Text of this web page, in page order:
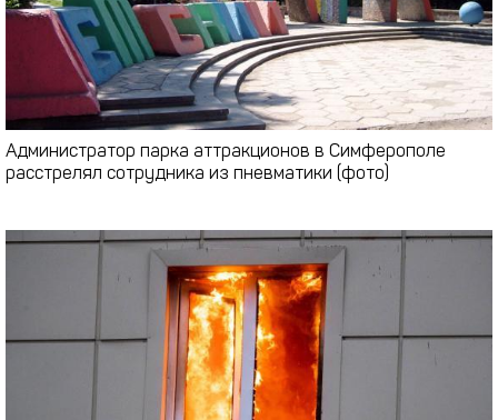
Администратор парка аттракционов в Симферополе
расстрелял сотрудника из пневматики (фото)